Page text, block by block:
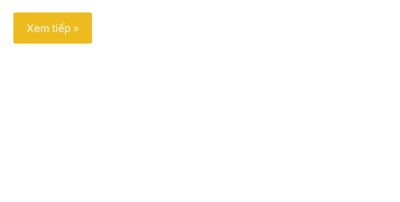
Xem tiếp »